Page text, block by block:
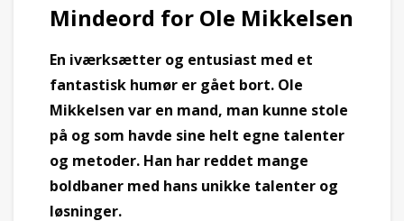
Mindeord for Ole Mikkelsen
En iværksætter og entusiast med et
fantastisk humør er gået bort. Ole
Mikkelsen var en mand, man kunne stole
på og som havde sine helt egne talenter
og metoder. Han har reddet mange
boldbaner med hans unikke talenter og
løsninger.